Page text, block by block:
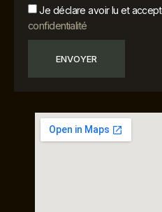
Je déclare avoir lu et
confidentialité
ENVOYER